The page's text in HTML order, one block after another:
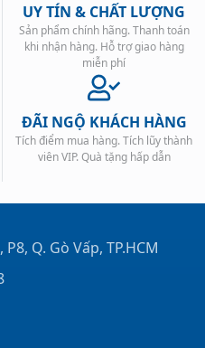
cả →
UY TÍN & CHẤT LƯỢNG
Sản phẩm chính hãng. Thanh toán
khi nhận hàng. Hỗ trợ giao hàng
miễn phí
ĐÃI NGỘ KHÁCH HÀNG
Tích điểm mua hàng. Tích lũy thành
viên VIP. Quà tặng hấp dẫn
Q. Gò Vấp, TP.HCM